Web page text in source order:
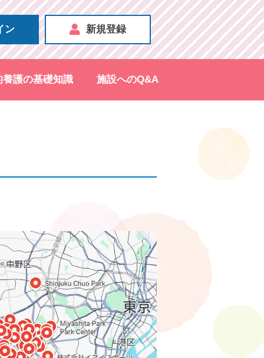
ン 新規登録
養護の基礎知識 施設へのQ&A